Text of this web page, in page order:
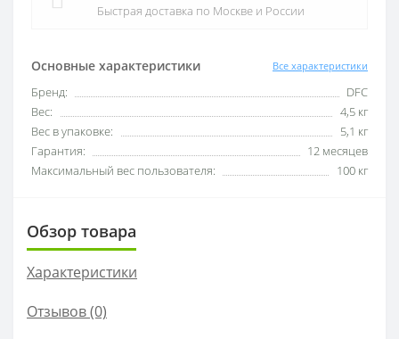
Основные характеристики Все характеристики
Бренд:
DFC
Вес:
4,5 кг
Вес в упаковке:
5,1 кг
Гарантия:
12 месяцев
Максимальный вес пользователя:
100 кг
Быстрая доставка по Москве и России
Обзор товара
Характеристики
Отзывов (0)